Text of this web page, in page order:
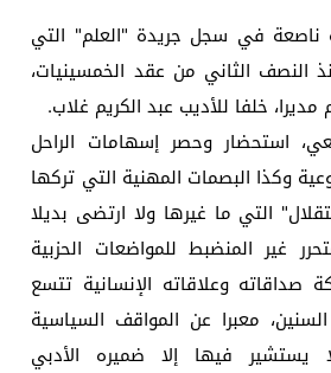
ناصعة في سجل جريدة "العلم" التي
النصف الثاني من عقد الخمسينيات،
مديرا، خلفا للأديب عبد الكريم غلاب.
استحضار وحصر إسهامات الراحل
وكذا البصمات المهنية التي تركها
التي ما غيرها ولا ارتضى بديلا
غير المنضبط للمواضعات الحزبية
صداقاته وعلاقاته الإنسانية تتسع
معبرا عن المواقف السياسية
لا يستشير فيها إلا ضميره الأدبي